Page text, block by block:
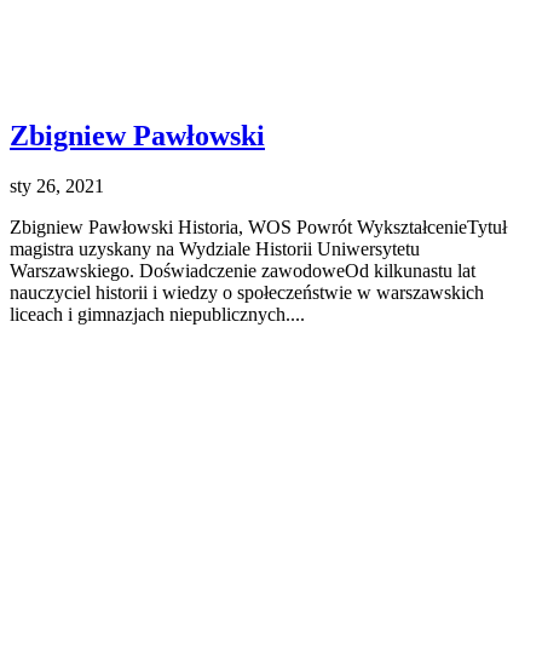
Zbigniew Pawłowski
sty 26, 2021
Zbigniew Pawłowski Historia, WOS Powrót WykształcenieTytuł
magistra uzyskany na Wydziale Historii Uniwersytetu
Warszawskiego. Doświadczenie zawodoweOd kilkunastu lat
nauczyciel historii i wiedzy o społeczeństwie w warszawskich
liceach i gimnazjach niepublicznych....